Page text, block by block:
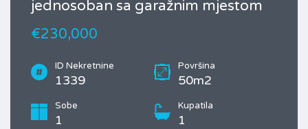
jednosoban sa garažnim mjestom
€230,000
ID Nekretnine
1339
Površina
50m2
Sobe
1
Kupatila
1